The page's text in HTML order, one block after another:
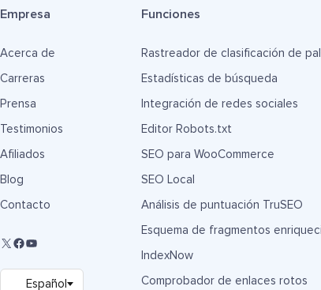
Empresa
Acerca de
Carreras
Prensa
Testimonios
Afiliados
Blog
Contacto
Funciones
Rastreador de clasificación de
Estadísticas de búsqueda
Integración de redes sociales
Editor Robots.txt
SEO para WooCommerce
SEO Local
Análisis de puntuación TruSEO
Esquema de fragmentos
IndexNow
Comprobador de enlaces rotos